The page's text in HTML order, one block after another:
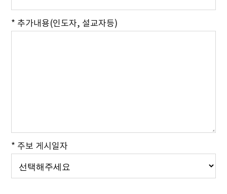
* 추가내용(인도자, 설교자등)
* 주보 게시일자